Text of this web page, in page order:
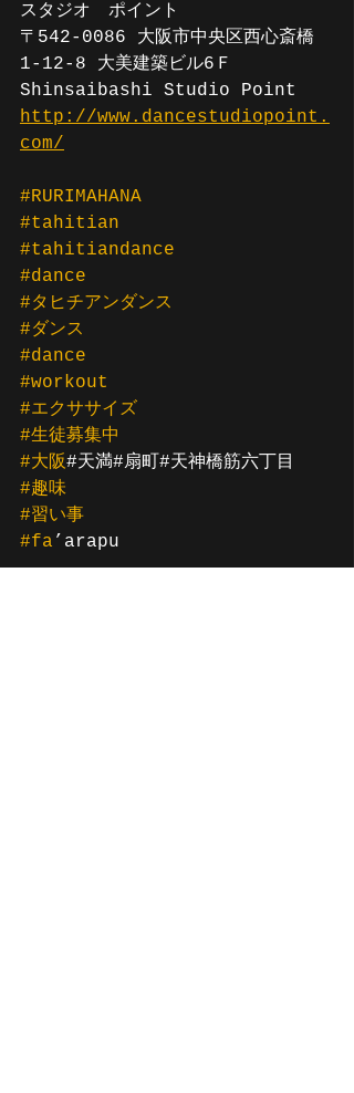
スタジオ　ポイント
〒542-0086 大阪市中央区西心斎橋
1-12-8 大美建築ビル6Ｆ
Shinsaibashi Studio Point
http://www.dancestudiopoint.
com/
#RURIMAHANA
#tahitian
#tahitiandance
#dance
#タヒチアンダンス
#ダンス
#dance
#workout
#エクササイズ
#生徒募集中
#大阪#天満#扇町#天神橋筋六丁目
#趣味
#習い事
#fa ’arapu